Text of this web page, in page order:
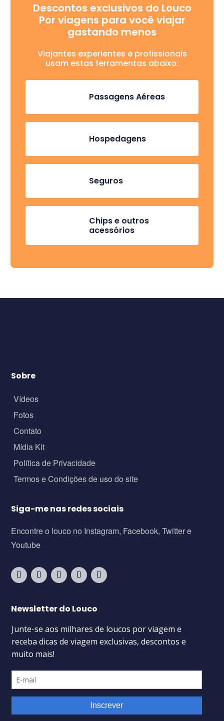
Descontos exclusivos do Louco
Por viagens para você viajar
gastando menos
Viajantes experientes e profissionais
usam estas ferramentas abaixo:
Passagens Aéreas
Hospedagens
Seguros
Chips e outros
acessórios
Sobre
Vídeos
Fotos
Contato
Mídia Kit
Política de Privacidade
Termos e Condições de uso do site
Siga-me nas redes sociais
Encontre o louco no Instagram, Facebook, Twitter e
Youtube
Newsletter do Louco